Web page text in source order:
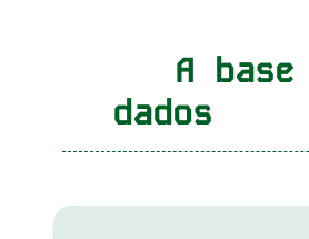
A base
dados